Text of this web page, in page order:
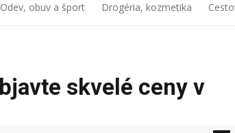
Odev, obuv a šport Drogéria, kozmetika
skvelé ceny v